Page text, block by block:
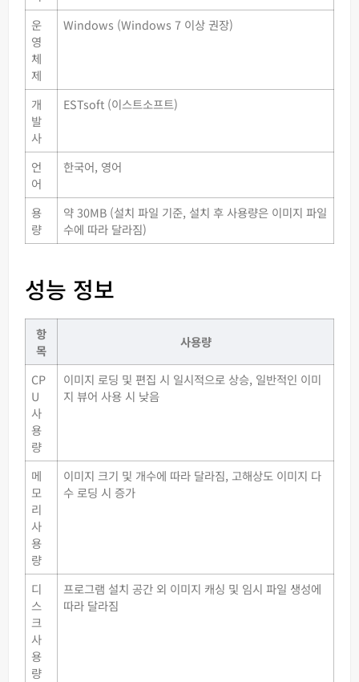
운
영
체
제
Windows (Windows 7 이상 권장)
개
발
사
ESTsoft (이스트소프트)
언
어
한국어, 영어
용
량
약 30MB (설치 파일 기준, 설치 후 사용량은 이미지 파일
수에 따라 달라짐)
성능 정보
항
목
사용량
CP
U
사
용
량
이미지 로딩 및 편집 시 일시적으로 상승, 일반적인 이미
지 뷰어 사용 시 낮음
메
모
리
사
용
량
이미지 크기 및 개수에 따라 달라짐, 고해상도 이미지 다
수 로딩 시 증가
디
스
크
사
용
량
프로그램 설치 공간 외 이미지 캐싱 및 임시 파일 생성에
따라 달라짐